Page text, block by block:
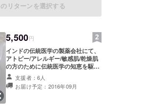
リターンを選択する
5,500円
インドの伝統医学の製薬会社にて、
アトピー/アレルギー/敏感肌/乾燥肌
の方のために伝統医学の知恵を駆使
して作られた石鹸です。 まだ日本・
そして世界にも知られていないシッ
ダ医学は、南インドの秘伝の伝統医
支援者：6人
お届け予定：2016年09月